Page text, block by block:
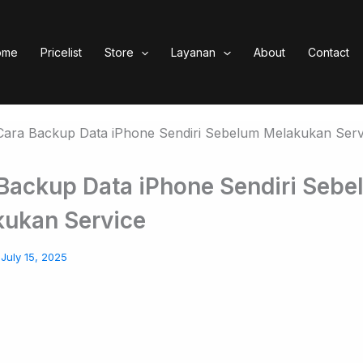
Pricelist Store Layanan About Contact
Data iPhone Sendiri
Service
July 15, 2025